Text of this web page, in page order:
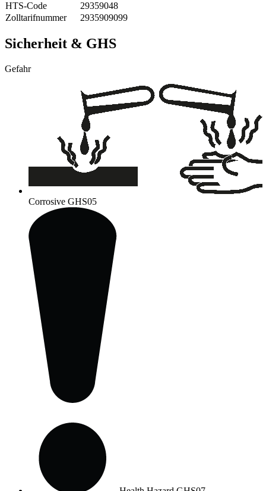
HTS-Code
29359048
Zolltarifnummer
2935909099
Sicherheit & GHS
Gefahr
Corrosive GHS05